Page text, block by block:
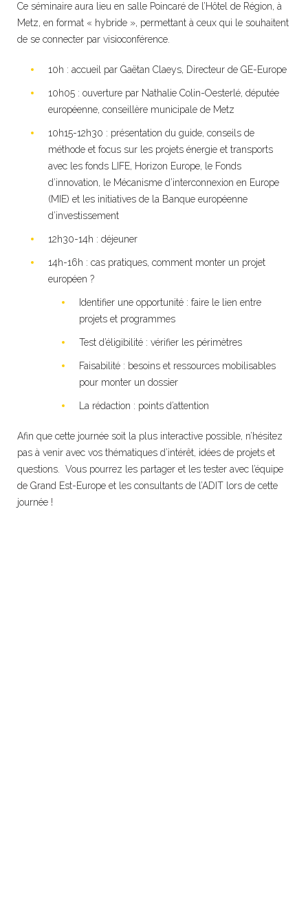
Ce séminaire aura lieu en salle Poincaré de l’Hôtel de Région, à
Metz, en format « hybride », permettant à ceux qui le souhaitent
de se connecter par visioconférence.
10h : accueil par Gaëtan Claeys, Directeur de GE-Europe
10h05 : ouverture par Nathalie Colin-Oesterlé, députée
européenne, conseillère municipale de Metz
10h15-12h30 : présentation du guide, conseils de
méthode et focus sur les projets énergie et transports
avec les fonds LIFE, Horizon Europe, le Fonds
d’innovation, le Mécanisme d’interconnexion en Europe
(MIE) et les initiatives de la Banque européenne
d’investissement
12h30-14h : déjeuner
14h-16h : cas pratiques, comment monter un projet
européen ?
Identifier une opportunité : faire le lien entre
projets et programmes
Test d’éligibilité : vérifier les périmètres
Faisabilité : besoins et ressources mobilisables
pour monter un dossier
La rédaction : points d’attention
Afin que cette journée soit la plus interactive possible, n’hésitez
pas à venir avec vos thématiques d’intérêt, idées de projets et
questions. Vous pourrez les partager et les tester avec l’équipe
de Grand Est-Europe et les consultants de l’ADIT lors de cette
journée !